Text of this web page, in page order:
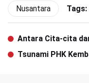
Nusantara Tags:
Antara Cita-cita
Tsunami PHK